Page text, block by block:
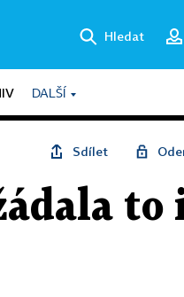
Hledat
DALŠÍ
Sdílet
to